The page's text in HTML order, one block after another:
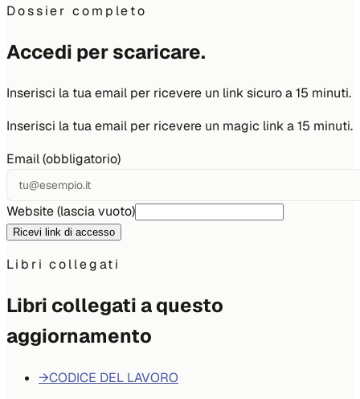
Dossier completo
Accedi per scaricare.
Inserisci la tua email per ricevere un link sicuro a 15 minuti.
Inserisci la tua email per ricevere un magic link a 15 minuti.
Email (obbligatorio)
Website (lascia vuoto)
Ricevi link di accesso
Libri collegati
Libri collegati a questo
aggiornamento
→CODICE DEL LAVORO